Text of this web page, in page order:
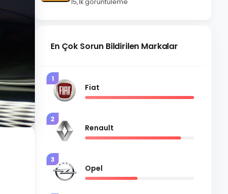
15,1k görüntüleme
En Çok Sorun Bildirilen Markalar
1
Fiat
2
Renault
3
Opel